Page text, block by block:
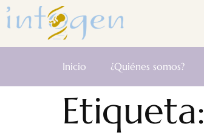
Inicio ¿Quiénes somos?
Etiqueta: